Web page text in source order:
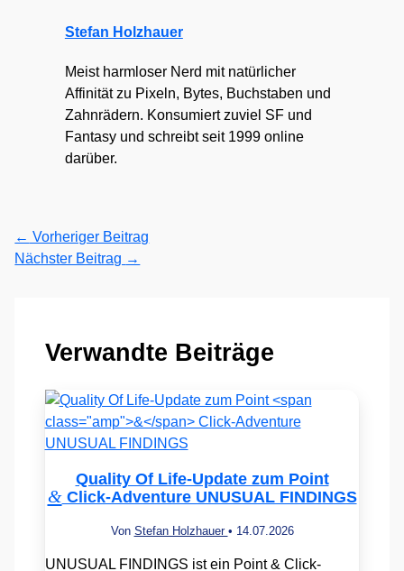
Stefan Holzhauer
Meist harmloser Nerd mit natürlicher
Affinität zu Pixeln, Bytes, Buchstaben und
Zahnrädern. Konsumiert zuviel SF und
Fantasy und schreibt seit 1999 online
darüber.
← Vorheriger Beitrag
Nächster Beitrag →
Verwandte Beiträge
Quality Of Life-Update zum Point
&Click-Adventure UNUSUAL FINDINGS
Von Stefan Holzhauer • 14.07.2026
UNUSUAL FINDINGS ist ein Point & Click-